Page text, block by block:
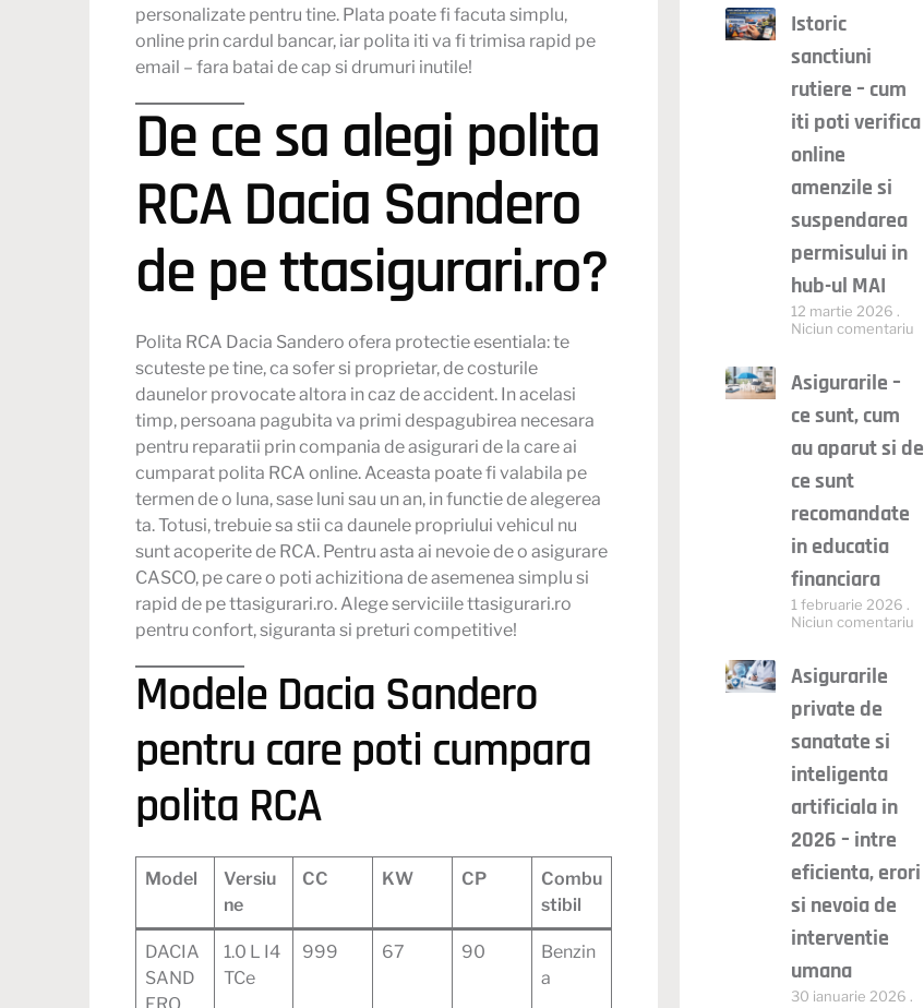
personalizate pentru tine. Plata poate fi facuta simplu,
online prin cardul bancar, iar polita iti va fi trimisa rapid pe
email – fara batai de cap si drumuri inutile!
De ce sa alegi polita
RCA Dacia Sandero
de pe ttasigurari.ro?
Polita RCA Dacia Sandero ofera protectie esentiala: te
scuteste pe tine, ca sofer si proprietar, de costurile
daunelor provocate altora in caz de accident. In acelasi
timp, persoana pagubita va primi despagubirea necesara
pentru reparatii prin compania de asigurari de la care ai
cumparat polita RCA online. Aceasta poate fi valabila pe
termen de o luna, sase luni sau un an, in functie de alegerea
ta. Totusi, trebuie sa stii ca daunele propriului vehicul nu
sunt acoperite de RCA. Pentru asta ai nevoie de o asigurare
CASCO, pe care o poti achizitiona de asemenea simplu si
rapid de pe ttasigurari.ro. Alege serviciile ttasigurari.ro
pentru confort, siguranta si preturi competitive!
Modele Dacia Sandero
pentru care poti cumpara
polita RCA
Model
Versiu
ne
CC KW CP
Combu
stibil
DACIA
SAND
1.0 L I4
TCe
999 67 90
Benzin
a
Istoric
sanctiuni
rutiere – cum
iti poti verifica
online
amenzile si
suspendarea
permisului in
hub-ul MAI
12 martie 2026
Niciun comentariu
Asigurarile –
ce sunt, cum
au aparut si de
ce sunt
recomandate
in educatia
financiara
1 februarie 2026
Niciun comentariu
Asigurarile
private de
sanatate si
inteligenta
artificiala in
2026 – intre
eficienta, erori
si nevoia de
interventie
umana
30 ianuarie 2026